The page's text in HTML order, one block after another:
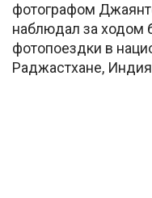
фотографом
наблюдал за ходом
фотопоездки в
Раджастхане,